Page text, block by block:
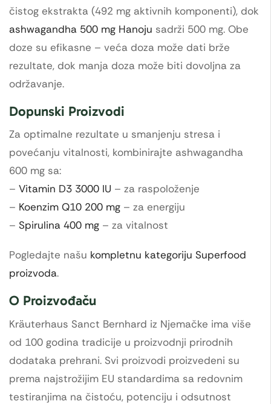
čistog ekstrakta (492 mg aktivnih komponenti), dok
ashwagandha 500 mg Hanoju sadrži 500 mg. Obe
doze su efikasne – veća doza može dati brže
rezultate, dok manja doza može biti dovoljna za
održavanje.
Dopunski Proizvodi
Za optimalne rezultate u smanjenju stresa i
povećanju vitalnosti, kombinirajte ashwagandha
600 mg sa:
– Vitamin D3 3000 IU – za raspoloženje
– Koenzim Q10 200 mg – za energiju
– Spirulina 400 mg – za vitalnost
Pogledajte našu kompletnu kategoriju Superfood
proizvoda.
O Proizvođaču
Kräuterhaus Sanct Bernhard iz Njemačke ima više
od 100 godina tradicije u proizvodnji prirodnih
dodataka prehrani. Svi proizvodi proizvedeni su
prema najstrožijim EU standardima sa redovnim
testiranjima na čistoću, potenciju i odsutnost